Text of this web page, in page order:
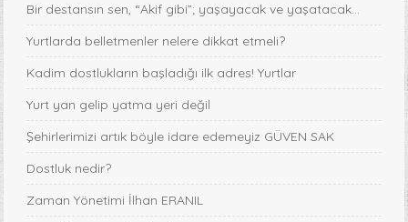
Bir destansın sen, “Akif gibi”; yaşayacak ve yaşatacak...
Yurtlarda belletmenler nelere dikkat etmeli?
Kadim dostlukların başladığı ilk adres! Yurtlar
Yurt yan gelip yatma yeri değil
Şehirlerimizi artık böyle idare edemeyiz GÜVEN SAK
Dostluk nedir?
Zaman Yönetimi İlhan ERANIL